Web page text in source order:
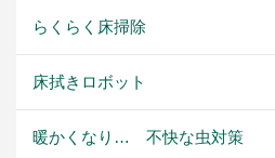
らくらく床掃除
床拭きロボット
暖かくなり… 不快な虫対策